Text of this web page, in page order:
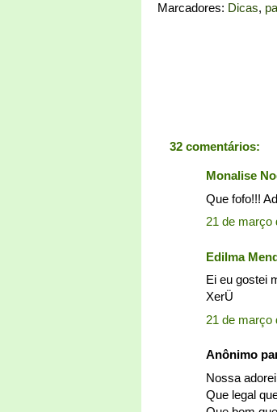
Marcadores: Dicas,
32 comentários:
Monalise
Que fofo!!!
21 de março
Edilma
Ei eu gostei
XerÜ
21 de março
Anônimo
Nossa
Que legal